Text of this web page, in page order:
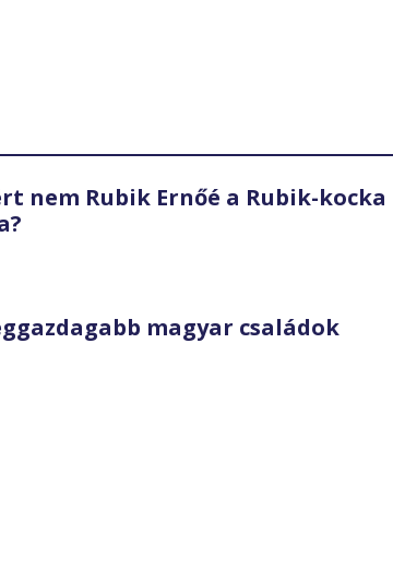
nem Rubik Ernőé a Rubik-kocka
magyar családok